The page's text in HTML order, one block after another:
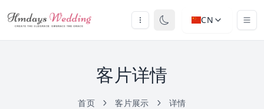
CN
客片详情
首页 客片展示 详情